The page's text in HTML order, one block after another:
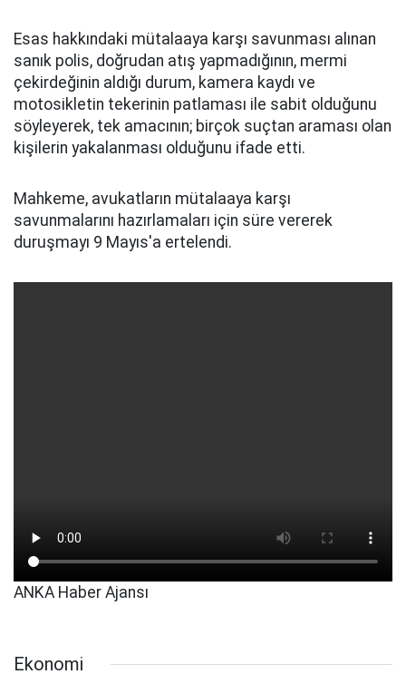
Esas hakkındaki mütalaaya karşı savunması alınan
sanık polis, doğrudan atış yapmadığının, mermi
çekirdeğinin aldığı durum, kamera kaydı ve
motosikletin tekerinin patlaması ile sabit olduğunu
söyleyerek, tek amacının; birçok suçtan araması olan
kişilerin yakalanması olduğunu ifade etti.
Mahkeme, avukatların mütalaaya karşı
savunmalarını hazırlamaları için süre vererek
duruşmayı 9 Mayıs'a ertelendi.
ANKA Haber Ajansı
Ekonomi